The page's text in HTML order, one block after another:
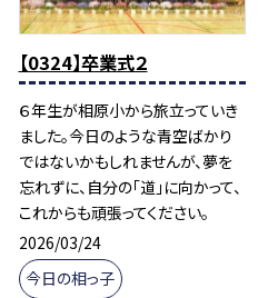
【0324】卒業式２
６年生が相原小から旅立っていき
ました。今日のような青空ばかり
ではないかもしれませんが、夢を
忘れずに、自分の「道」に向かって、
これからも頑張ってください。
2026/03/24
今日の相っ子